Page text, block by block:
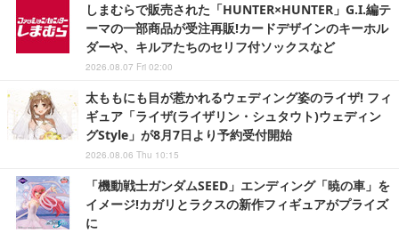
しまむらで販売された「HUNTER×HUNTER」G.I.編テ
ーマの一部商品が受注再販!カードデザインのキーホル
ダーや、キルアたちのセリフ付ソックスなど
2026.08.07 Fri 02:00
太ももにも目が惹かれるウェディング姿のライザ! フィ
ギュア「ライザ(ライザリン・シュタウト)ウェディン
グStyle」が8月7日より予約受付開始
2026.08.06 Thu 10:15
「機動戦士ガンダムSEED」エンディング「暁の車」を
イメージ!カガリとラクスの新作フィギュアがプライズ
に